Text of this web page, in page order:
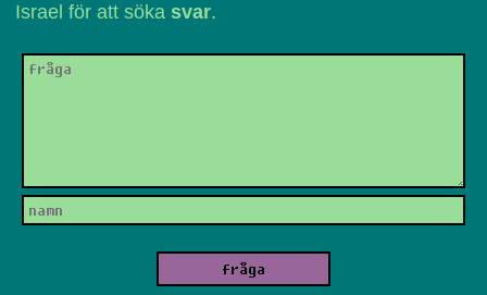
Israel för att söka svar.